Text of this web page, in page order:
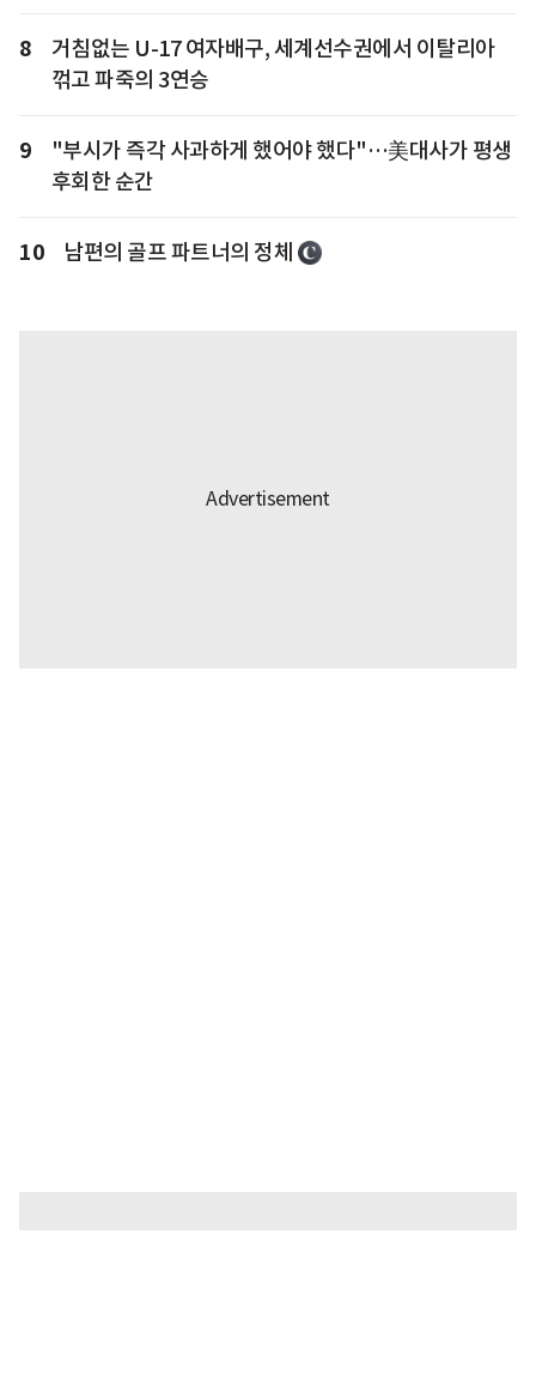
8
거침없는 U-17 여자배구, 세계선수권에서 이탈리아
꺾고 파죽의 3연승
9
"부시가 즉각 사과하게 했어야 했다"…美대사가 평생
후회한 순간
10 남편의 골프 파트너의 정체